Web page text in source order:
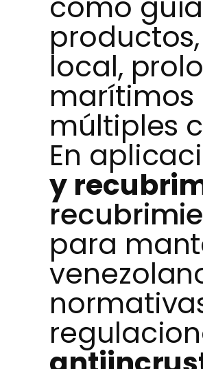
local,
múltiples
En
y
para